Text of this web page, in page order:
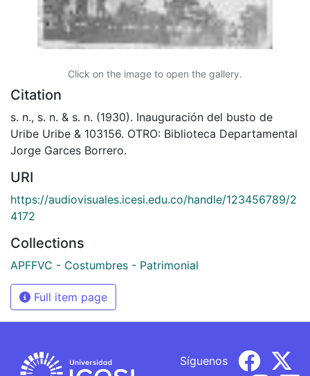
Click on the image to open the gallery.
Citation
s. n., s. n. & s. n. (1930). Inauguración del busto de
Uribe Uribe & 103156. OTRO: Biblioteca Departamental
Jorge Garces Borrero.
URI
https://audiovisuales.icesi.edu.co/handle/123456789/2
4172
Collections
APFFVC - Costumbres - Patrimonial
Full item page
Síguenos